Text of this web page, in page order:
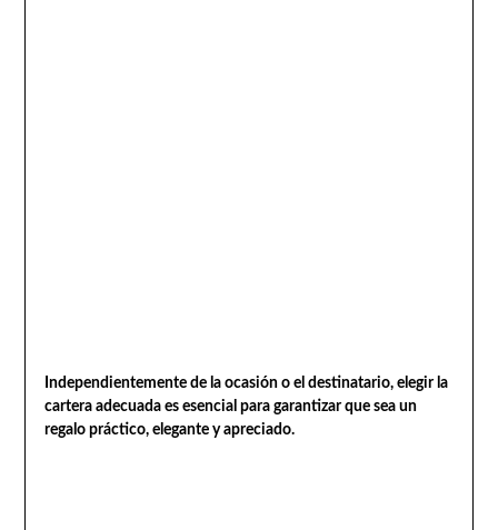
Independientemente de la ocasión o el destinatario, elegir la
cartera adecuada es esencial para garantizar que sea un
regalo práctico, elegante y apreciado.